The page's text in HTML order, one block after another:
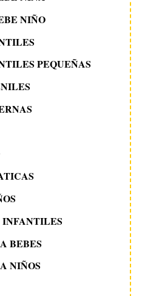
NIÑO
PEQUEÑAS
INFANTILES
BEBES
NIÑOS